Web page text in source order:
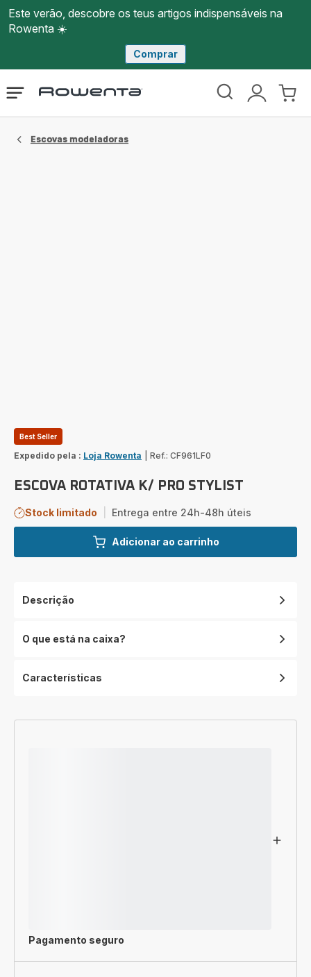
Este verão, descobre os teus artigos indispensáveis na
Rowenta ☀️
Comprar
Página
Rowenta
O
Abrir
Escovas modeladoras
Best Seller
Expedido pela : Loja Rowenta Ref.: CF961LF0
ESCOVA ROTATIVA K/ PRO STYLIST
Stock limitado Entrega entre 24h-48h úteis
Adicionar ao carrinho
Descrição
O que está na caixa?
Características
Pagamento seguro